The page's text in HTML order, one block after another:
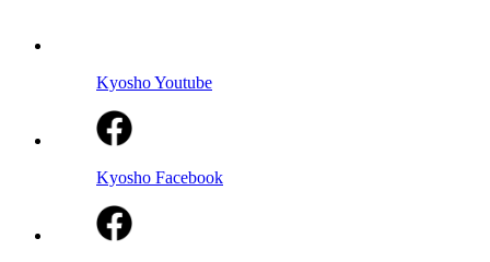
Kyosho Youtube
Kyosho Facebook